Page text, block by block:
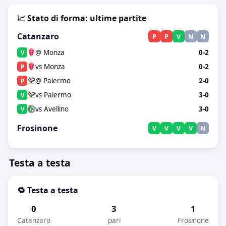
📈 Stato di forma: ultime partite
Catanzaro
P P V N N
V @ Monza 0-2
P vs Monza 0-2
P @ Palermo 2-0
V vs Palermo 3-0
V vs Avellino 3-0
Frosinone V V V V N
Testa a testa
🔁 Testa a testa
0
Catanzaro
3
pari
1
Frosinone